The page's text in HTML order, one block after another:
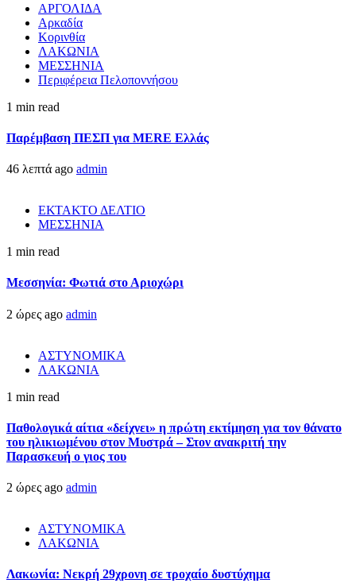
ΑΡΓΟΛΙΔΑ
Αρκαδία
Κορινθία
ΛΑΚΩΝΙΑ
ΜΕΣΣΗΝΙΑ
Περιφέρεια Πελοποννήσου
1 min read
Παρέμβαση ΠΕΣΠ για MERE Ελλάς
46 λεπτά ago admin
ΕΚΤΑΚΤΟ ΔΕΛΤΙΟ
ΜΕΣΣΗΝΙΑ
1 min read
Μεσσηνία: Φωτιά στο Αριοχώρι
2 ώρες ago admin
ΑΣΤΥΝΟΜΙΚΑ
ΛΑΚΩΝΙΑ
1 min read
Παθολογικά αίτια «δείχνει» η πρώτη εκτίμηση για τον θάνατο
του ηλικιωμένου στον Μυστρά – Στον ανακριτή την
Παρασκευή ο γιος του
2 ώρες ago admin
ΑΣΤΥΝΟΜΙΚΑ
ΛΑΚΩΝΙΑ
Λακωνία: Νεκρή 29χρονη σε τροχαίο δυστύχημα